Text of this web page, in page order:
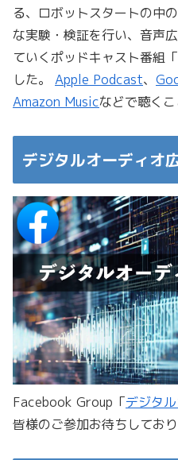
る、ロボットスタートの中
な実験・検証を行い、音声
ていくポッドキャスト番組
した。 Apple Podcast、
Amazon Musicなどで聴くこ
デジタルオーディオ
Facebook Group「デジタ
皆様のご参加お待ちしており